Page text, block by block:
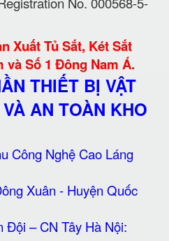
Xuất Tủ Sắt, Két Sắt
và Số 1 Đông Nam Á.
THIẾT BỊ VẬT
AN TOÀN KHO
Công Nghệ Cao Láng
Xuân - Huyện Quốc
Đội – CN Tây Hà Nội: